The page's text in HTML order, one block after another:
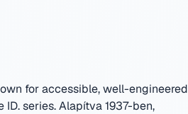
for accessible, well-engineered
ID. series.Alapítva 1937-ben,